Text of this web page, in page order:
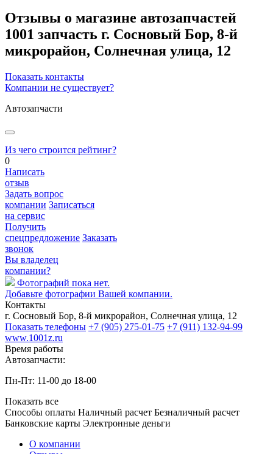
Отзывы о магазине автозапчастей
1001 запчасть г. Сосновый Бор, 8-й
микрорайон, Солнечная улица, 12
Показать контакты
Компании не существует?
Автозапчасти
Из чего строится рейтинг?
0
Написать
отзыв
Задать вопрос
компании Записаться
на сервис
Получить
спецпредложение Заказать
звонок
Вы владелец
компании?
Фотографий пока нет.
Добавьте фотографии Вашей компании.
Контакты
г. Сосновый Бор, 8-й микрорайон, Солнечная улица, 12
Показать телефоны +7 (905) 275-01-75 +7 (911) 132-94-99
www.1001z.ru
Время работы
Автозапчасти:
Пн-Пт: 11-00 до 18-00
Показать все
Способы оплаты Наличный расчет Безналичный расчет
Банковские карты Электронные деньги
О компании